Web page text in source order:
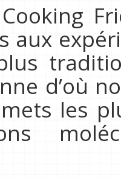
aux
d’où
les